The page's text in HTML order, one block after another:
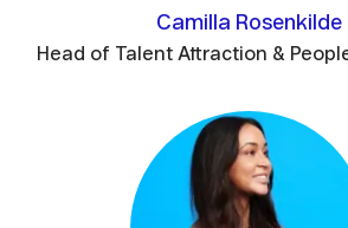
Camilla Rosenkilde
Head of Talent Attraction &